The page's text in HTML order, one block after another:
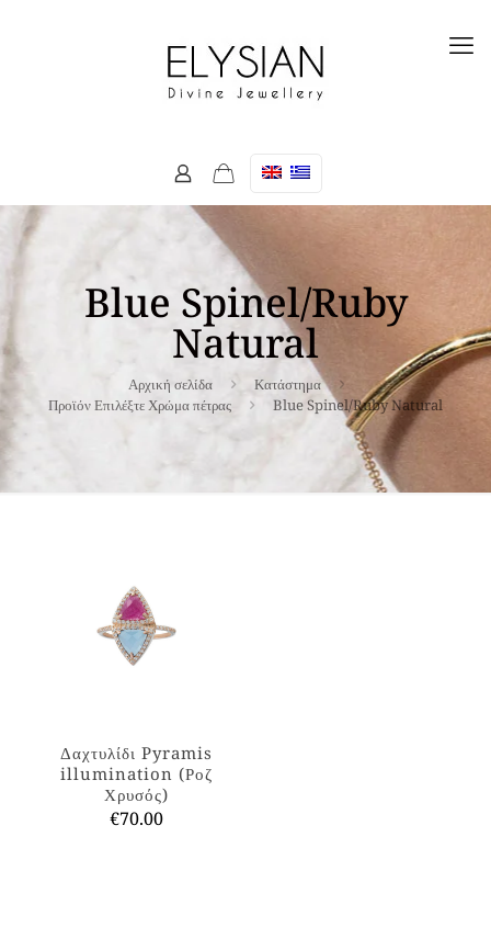
Blue Spinel/Ruby
Natural
Αρχική σελίδα
Κατάστημα
Προϊόν Επιλέξτε Χρώμα πέτρας
Blue Spinel/Ruby Natural
Δαχτυλίδι Pyramis
illumination (Ροζ
Χρυσός)
€70.00